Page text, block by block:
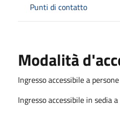
Punti di contatto
Modalità
Ingresso accessibile a
Ingresso accessibile in sedia